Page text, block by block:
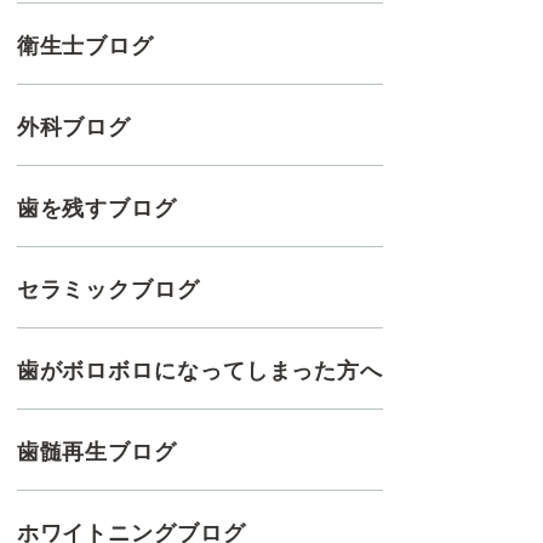
衛生士ブログ
外科ブログ
歯を残すブログ
セラミックブログ
歯がボロボロになってしまった方へ
歯髄再生ブログ
ホワイトニングブログ